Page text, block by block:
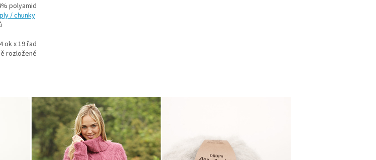
polyamid
/ chunky
ok x 19 řad
rozložené